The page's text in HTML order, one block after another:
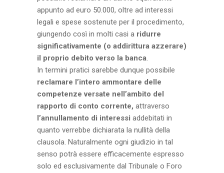
appunto ad euro 50.000, oltre ad interessi
legali e spese sostenute per il procedimento,
giungendo così in molti casi a ridurre
significativamente (o addirittura azzerare)
il proprio debito verso la banca.
In termini pratici sarebbe dunque possibile
reclamare l’intero ammontare delle
competenze versate nell’ambito del
rapporto di conto corrente, attraverso
l’annullamento di interessi addebitati in
quanto verrebbe dichiarata la nullità della
clausola. Naturalmente ogni giudizio in tal
senso potrà essere efficacemente espresso
solo ed esclusivamente dal Tribunale o Foro